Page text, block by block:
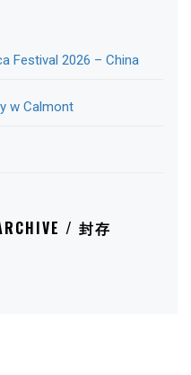
Festival 2026 – China
w Calmont
/ 封存